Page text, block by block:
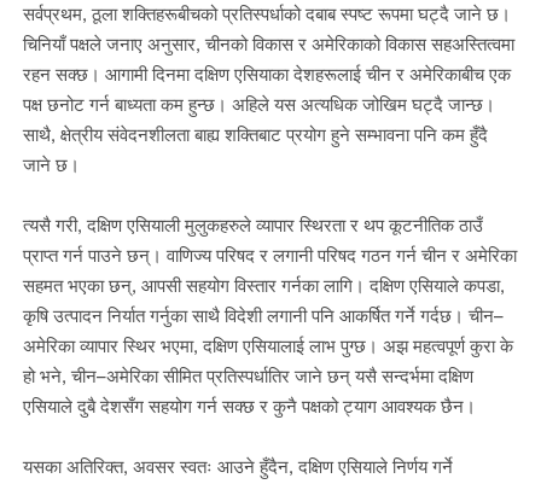
सर्वप्रथम, ठूला शक्तिहरूबीचको प्रतिस्पर्धाको दबाब स्पष्ट रूपमा घट्दै जाने छ।
चिनियाँ पक्षले जनाए अनुसार, चीनको विकास र अमेरिकाको विकास सहअस्तित्वमा
रहन सक्छ। आगामी दिनमा दक्षिण एसियाका देशहरूलाई चीन र अमेरिकाबीच एक
पक्ष छनोट गर्न बाध्यता कम हुन्छ। अहिले यस अत्यधिक जोखिम घट्दै जान्छ।
साथै, क्षेत्रीय संवेदनशीलता बाह्य शक्तिबाट प्रयोग हुने सम्भावना पनि कम हुँदै
जाने छ।
त्यसै गरी, दक्षिण एसियाली मुलुकहरुले व्यापार स्थिरता र थप कूटनीतिक ठाउँ
प्राप्त गर्न पाउने छन्। वाणिज्य परिषद र लगानी परिषद गठन गर्न चीन र अमेरिका
सहमत भएका छन्, आपसी सहयोग विस्तार गर्नका लागि। दक्षिण एसियाले कपडा,
कृषि उत्पादन निर्यात गर्नुका साथै विदेशी लगानी पनि आकर्षित गर्ने गर्दछ। चीन–
अमेरिका व्यापार स्थिर भएमा, दक्षिण एसियालाई लाभ पुग्छ। अझ महत्वपूर्ण कुरा के
हो भने, चीन–अमेरिका सीमित प्रतिस्पर्धातिर जाने छन् यसै सन्दर्भमा दक्षिण
एसियाले दुबै देशसँग सहयोग गर्न सक्छ र कुनै पक्षको ट्याग आवश्यक छैन।
यसका अतिरिक्त, अवसर स्वतः आउने हुँदैन, दक्षिण एसियाले निर्णय गर्ने